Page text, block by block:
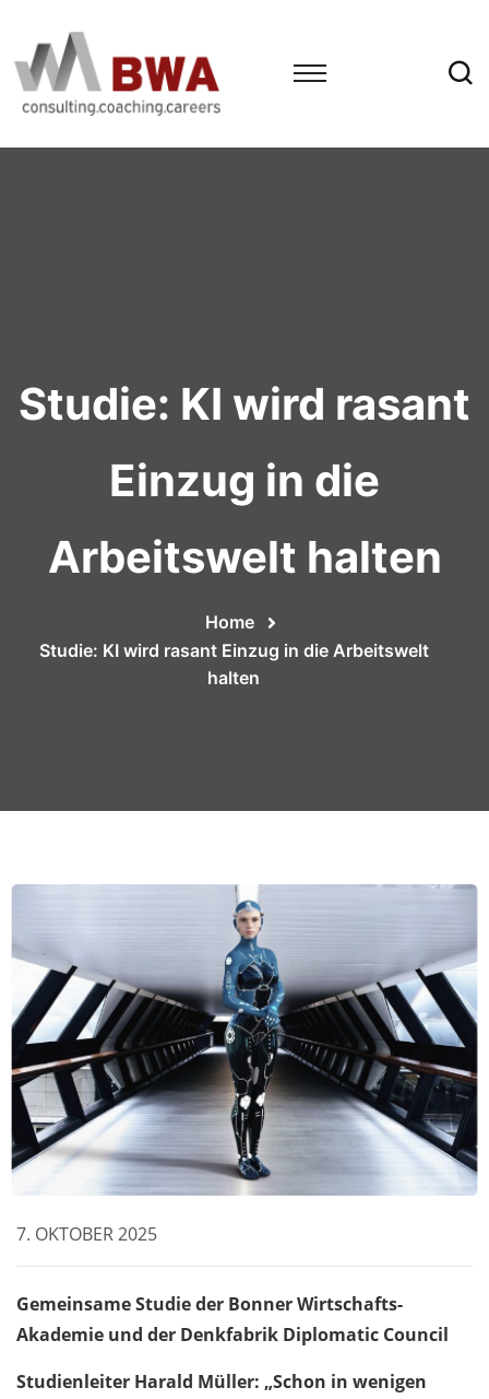
Studie: KI wird rasant
Einzug in die
Arbeitswelt halten
Home
Studie: KI wird rasant Einzug in die Arbeitswelt
halten
7. OKTOBER 2025
Gemeinsame Studie der Bonner Wirtschafts-
Akademie und der Denkfabrik Diplomatic Council
Studienleiter Harald Müller: „Schon in wenigen